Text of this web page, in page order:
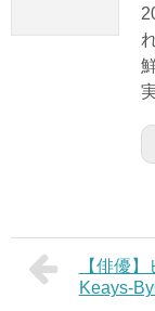
【俳優
Keays-